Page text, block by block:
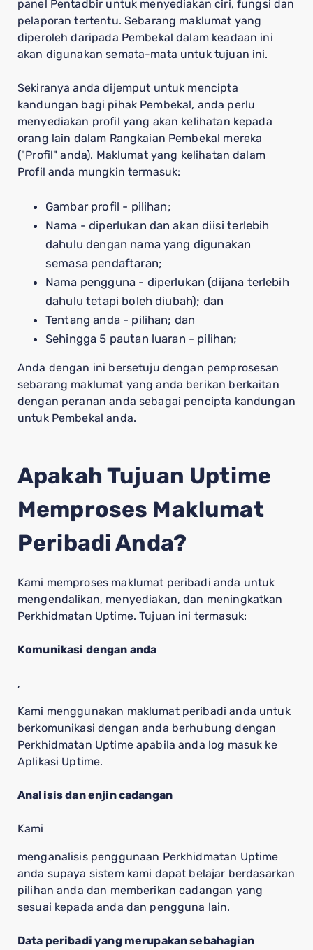
panel Pentadbir untuk menyediakan ciri, fungsi dan
pelaporan tertentu. Sebarang maklumat yang
diperoleh daripada Pembekal dalam keadaan ini
akan digunakan semata-mata untuk tujuan ini.
Sekiranya anda dijemput untuk mencipta
kandungan bagi pihak Pembekal, anda perlu
menyediakan profil yang akan kelihatan kepada
orang lain dalam Rangkaian Pembekal mereka
("Profil" anda). Maklumat yang kelihatan dalam
Profil anda mungkin termasuk:
Gambar profil - pilihan;
Nama - diperlukan dan akan diisi terlebih
dahulu dengan nama yang digunakan
semasa pendaftaran;
Nama pengguna - diperlukan (dijana terlebih
dahulu tetapi boleh diubah); dan
Tentang anda - pilihan; dan
Sehingga 5 pautan luaran - pilihan;
Anda dengan ini bersetuju dengan pemprosesan
sebarang maklumat yang anda berikan berkaitan
dengan peranan anda sebagai pencipta kandungan
untuk Pembekal anda.
Apakah Tujuan Uptime
Memproses Maklumat
Peribadi Anda?
Kami memproses maklumat peribadi anda untuk
mengendalikan, menyediakan, dan meningkatkan
Perkhidmatan Uptime. Tujuan ini termasuk:
Komunikasi dengan anda
,
Kami menggunakan maklumat peribadi anda untuk
berkomunikasi dengan anda berhubung dengan
Perkhidmatan Uptime apabila anda log masuk ke
Aplikasi Uptime.
Analisis dan enjin cadangan
Kami
menganalisis penggunaan Perkhidmatan Uptime
anda supaya sistem kami dapat belajar berdasarkan
pilihan anda dan memberikan cadangan yang
sesuai kepada anda dan pengguna lain.
Data peribadi yang merupakan sebahagian